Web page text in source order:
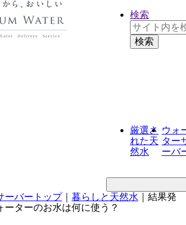
厳選さ
れた天
然水
ウォ
ター
ーバ
検索
ーバートップ｜ 暮らしと天然水
結果発
ーターのお水は何に使う？